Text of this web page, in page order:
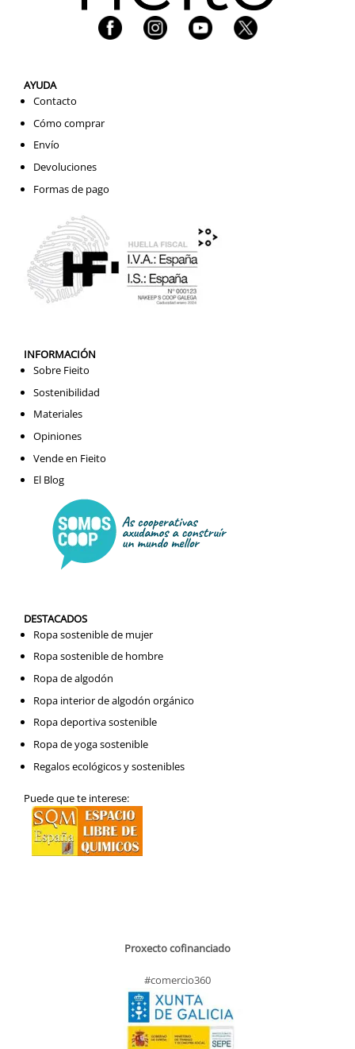
AYUDA
Contacto
Cómo comprar
Envío
Devoluciones
Formas de pago
INFORMACIÓN
Sobre Fieito
Sostenibilidad
Materiales
Opiniones
Vende en Fieito
El Blog
DESTACADOS
Ropa sostenible de mujer
Ropa sostenible de hombre
Ropa de algodón
Ropa interior de algodón orgánico
Ropa deportiva sostenible
Ropa de yoga sostenible
Regalos ecológicos y sostenibles
Puede que te interese:
Proxecto cofinanciado
#comercio360